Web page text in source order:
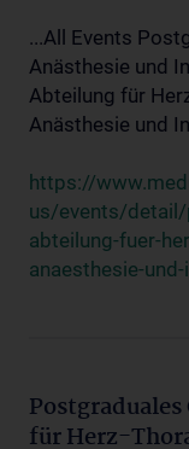
...All Events
Anästhesie und
Abteilung für
Anästhesie und
https://
us/events/
abteilung-fuer-
anaesthesie-
für Herz-